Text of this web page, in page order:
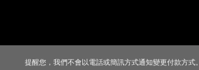
提醒您，我們不會以電話或簡訊方式通知變更付款方式。